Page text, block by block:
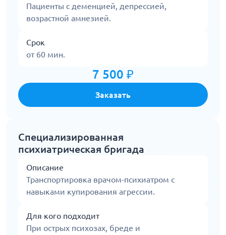
Пациенты с деменцией, депрессией,
возрастной амнезией.
Срок
от 60 мин.
7 500 ₽
Заказать
Специализированная
психиатрическая бригада
Описание
Транспортировка врачом-психиатром с
навыками купирования агрессии.
Для кого подходит
При острых психозах, бреде и